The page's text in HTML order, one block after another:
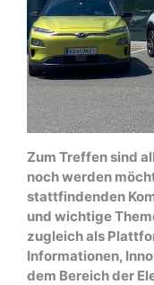
Zum Treffen sind
noch werden
stattfindenden
und wichtige
zugleich als
Informationen,
dem Bereich der